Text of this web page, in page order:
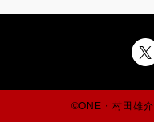
©ONE・村田雄